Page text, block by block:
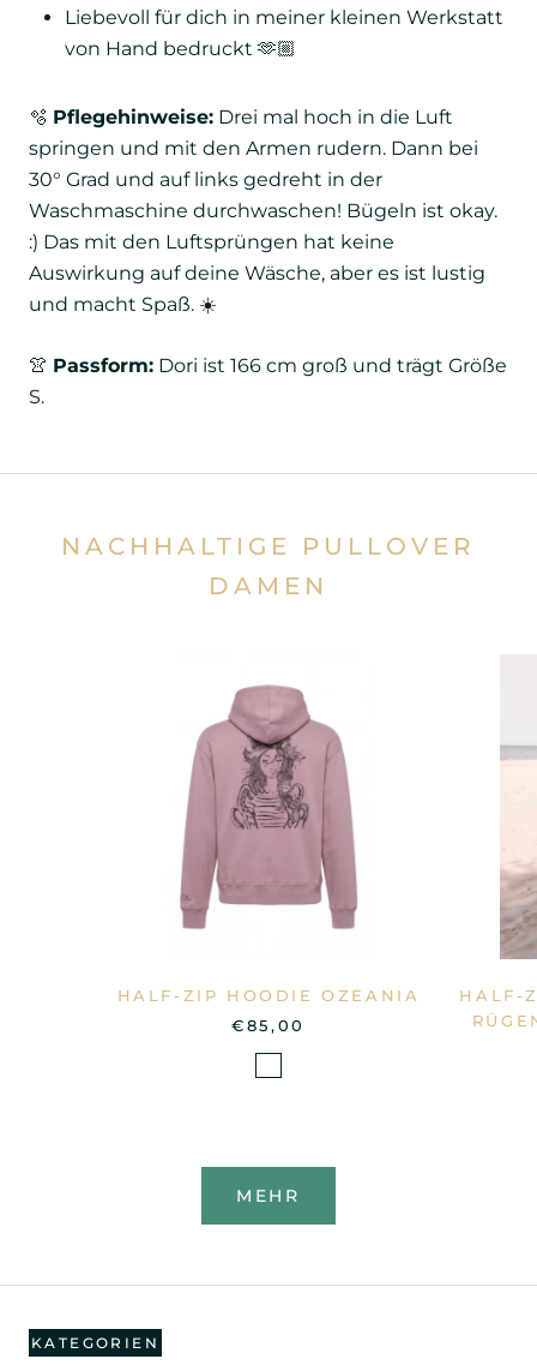
Liebevoll für dich in meiner kleinen Werkstatt
von Hand bedruckt 🫶🏼
🫧 Pflegehinweise: Drei mal hoch in die Luft
springen und mit den Armen rudern. Dann bei
30° Grad und auf links gedreht in der
Waschmaschine durchwaschen! Bügeln ist okay.
:) Das mit den Luftsprüngen hat keine
Auswirkung auf deine Wäsche, aber es ist lustig
und macht Spaß. ☀️
👚 Passform: Dori ist 166 cm groß und trägt Größe
S.
NACHHALTIGE PULLOVER
DAMEN
HALF-ZIP HOODIE OZEANIA
€85,00
HALF-
MEHR
KATEGORIEN